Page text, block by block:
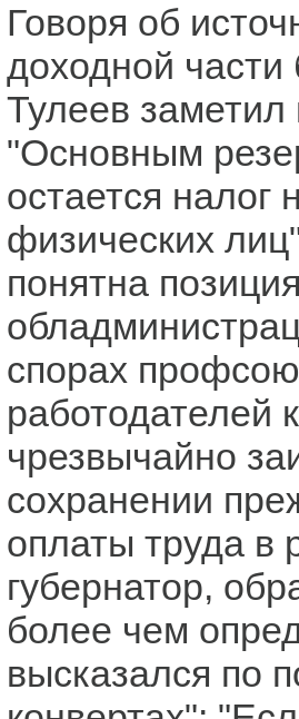
Говоря об
доходной
Тулеев заметил
"Основным
остается налог
физических
понятна
спорах
работодателей
чрезвычайно
сохранении
оплаты труда в
губернатор,
более чем
высказался по